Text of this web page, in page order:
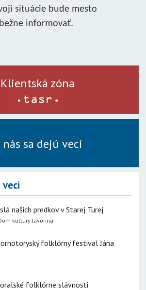
situácie bude mesto
informovať.
Klientská zóna
nás sa dejú veci
veci
našich predkov v Starej Turej
kultúry Javorina
folklórny festival Jána
folklórne slávnosti